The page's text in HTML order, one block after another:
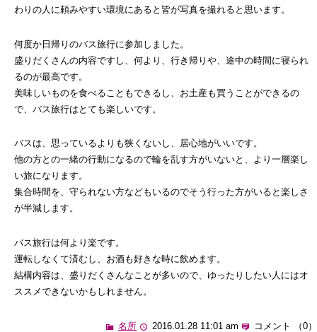
わりの人に頼みやすい環境にあると皆が写真を撮れると思います。
何度か日帰りのバス旅行に参加しました。
盛りだくさんの内容ですし、何より、行き帰りや、途中の時間に寝られ
るのが最高です。
美味しいものを食べることもできるし、お土産も買うことができるの
で、バス旅行はとても楽しいです。
バスは、思っているよりも狭くないし、居心地がいいです。
他の方との一緒の行動になるので輪を乱す方がいないと、より一層楽し
い旅になります。
集合時間を、守られない方などもいるのでそう行った方がいると楽しさ
が半減します。
バス旅行は何より楽です。
運転しなくて済むし、お酒も好きな時に飲めます。
結構内容は、盛りだくさんなことが多いので、ゆったりしたい人にはオ
ススメできないかもしれません。
名所 2016.01.28 11:01 am コメント （0）